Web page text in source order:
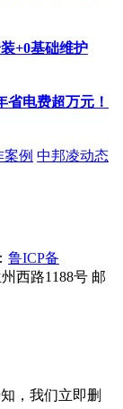
+0基础维护
电费超万元！
案例 中邦凌动态
鲁ICP备
西路1188号 邮
，我们立即删